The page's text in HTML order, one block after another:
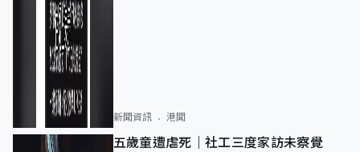
新聞資訊 港聞
五歲童遭虐死｜社工三度家訪未察覺